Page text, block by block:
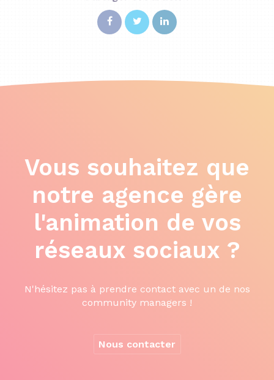
Vous souhaitez que
notre agence gère
l'animation de vos
réseaux sociaux ?
N'hésitez pas à prendre contact avec un de nos
community managers !
Nous contacter